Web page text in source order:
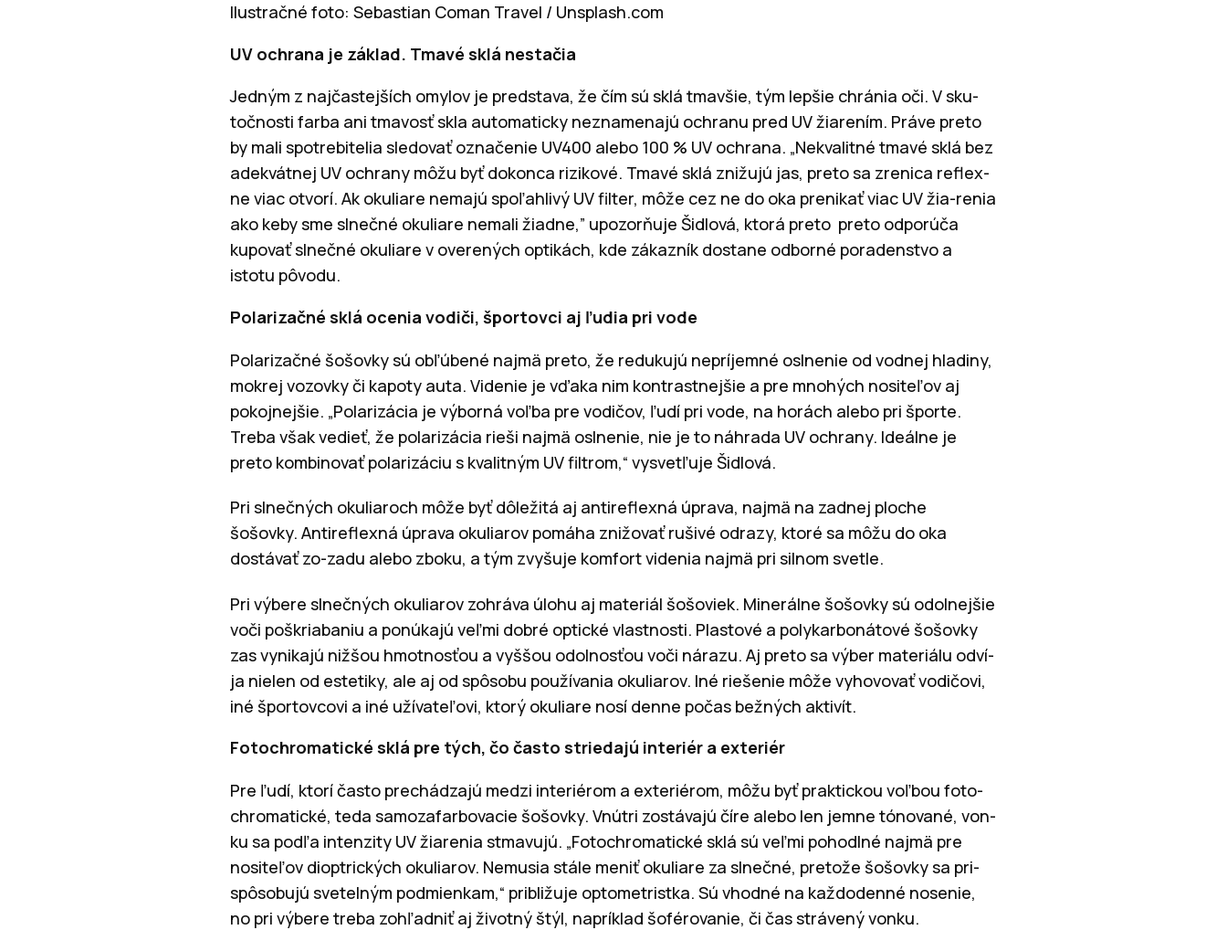
Ilustračné foto: Sebastian Coman Travel / Unsplash.com
UV ochrana je základ. Tmavé sklá nestačia
Jedným z najčastejších omylov je predstava, že čím sú sklá tmavšie, tým lepšie chránia oči. V sku-
točnosti farba ani tmavosť skla automaticky neznamenajú ochranu pred UV žiarením. Práve preto
by mali spotrebitelia sledovať označenie UV400 alebo 100 % UV ochrana. „Nekvalitné tmavé sklá bez
adekvátnej UV ochrany môžu byť dokonca rizikové. Tmavé sklá znižujú jas, preto sa zrenica reflex-
ne viac otvorí. Ak okuliare nemajú spoľahlivý UV filter, môže cez ne do oka prenikať viac UV žia-renia
ako keby sme slnečné okuliare nemali žiadne,” upozorňuje Šidlová, ktorá preto preto odporúča
kupovať slnečné okuliare v overených optikách, kde zákazník dostane odborné poradenstvo a
istotu pôvodu.
Polarizačné sklá ocenia vodiči, športovci aj ľudia pri vode
Polarizačné šošovky sú obľúbené najmä preto, že redukujú nepríjemné oslnenie od vodnej hladiny,
mokrej vozovky či kapoty auta. Videnie je vďaka nim kontrastnejšie a pre mnohých nositeľov aj
pokojnejšie. „Polarizácia je výborná voľba pre vodičov, ľudí pri vode, na horách alebo pri športe.
Treba však vedieť, že polarizácia rieši najmä oslnenie, nie je to náhrada UV ochrany. Ideálne je
preto kombinovať polarizáciu s kvalitným UV filtrom,“ vysvetľuje Šidlová.
Pri slnečných okuliaroch môže byť dôležitá aj antireflexná úprava, najmä na zadnej ploche
šošovky. Antireflexná úprava okuliarov pomáha znižovať rušivé odrazy, ktoré sa môžu do oka
dostávať zo-zadu alebo zboku, a tým zvyšuje komfort videnia najmä pri silnom svetle.
Pri výbere slnečných okuliarov zohráva úlohu aj materiál šošoviek. Minerálne šošovky sú odolnejšie
voči poškriabaniu a ponúkajú veľmi dobré optické vlastnosti. Plastové a polykarbonátové šošovky
zas vynikajú nižšou hmotnosťou a vyššou odolnosťou voči nárazu. Aj preto sa výber materiálu odví-
ja nielen od estetiky, ale aj od spôsobu používania okuliarov. Iné riešenie môže vyhovovať vodičovi,
iné športovcovi a iné užívateľovi, ktorý okuliare nosí denne počas bežných aktivít.
Fotochromatické sklá pre tých, čo často striedajú interiér a exteriér
Pre ľudí, ktorí často prechádzajú medzi interiérom a exteriérom, môžu byť praktickou voľbou foto-
chromatické, teda samozafarbovacie šošovky. Vnútri zostávajú číre alebo len jemne tónované, von-
ku sa podľa intenzity UV žiarenia stmavujú. „Fotochromatické sklá sú veľmi pohodlné najmä pre
nositeľov dioptrických okuliarov. Nemusia stále meniť okuliare za slnečné, pretože šošovky sa pri-
spôsobujú svetelným podmienkam,“ približuje optometristka. Sú vhodné na každodenné nosenie,
no pri výbere treba zohľadniť aj životný štýl, napríklad šoférovanie, či čas strávený vonku.